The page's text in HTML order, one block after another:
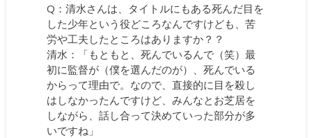
Q：清水さんは、タイトルにもある死んだ目を
した少年という役どころなんですけども、苦
労や工夫したところはありますか？？
清水：「もともと、死んでいるんで（笑）最
初に監督が（僕を選んだのが）、死んでいる
からって理由で。なので、直接的に目を殺し
はしなかったんですけど、みんなとお芝居を
しながら、話し合って決めていった部分が多
いですね」